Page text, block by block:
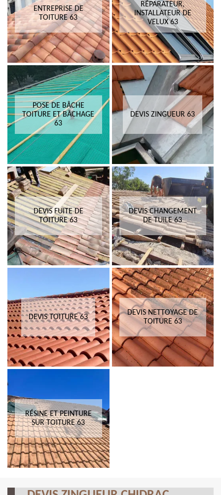
ENTREPRISE DE
TOITURE 63
RÉPARATEUR,
INSTALLATEUR DE
VELUX 63
POSE DE BÂCHE
TOITURE ET BÂCHAGE
63
DEVIS ZINGUEUR 63
DEVIS FUITE DE
TOITURE 63
DEVIS CHANGEMENT
DE TUILE 63
DEVIS TOITURE 63
DEVIS NETTOYAGE DE
TOITURE 63
RÉSINE ET PEINTURE
SUR TOITURE 63